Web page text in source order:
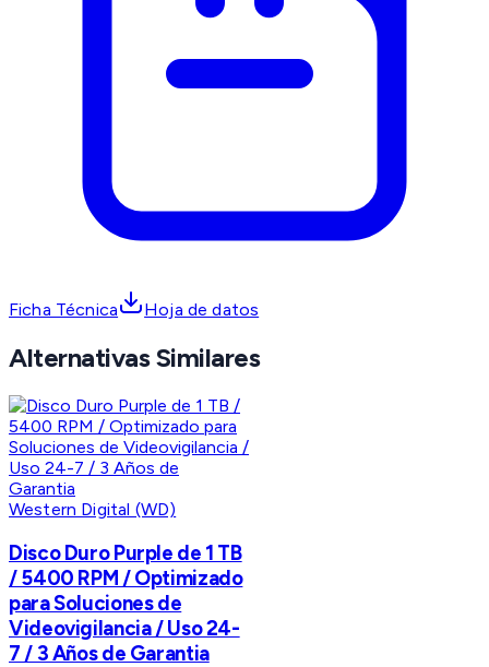
Ficha Técnica Hoja de datos
Alternativas Similares
Western Digital (WD)
Disco Duro Purple de 1 TB
/ 5400 RPM / Optimizado
para Soluciones de
Videovigilancia / Uso 24-
7 / 3 Años de Garantia